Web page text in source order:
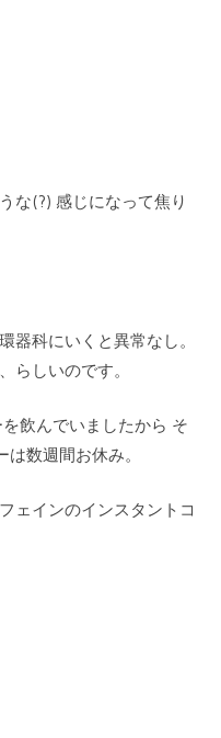
な(?) 感じになって焦り
器科にいくと異常なし。
らしいのです。
飲んでいましたから そ
数週間お休み。
ェインのインスタントコ